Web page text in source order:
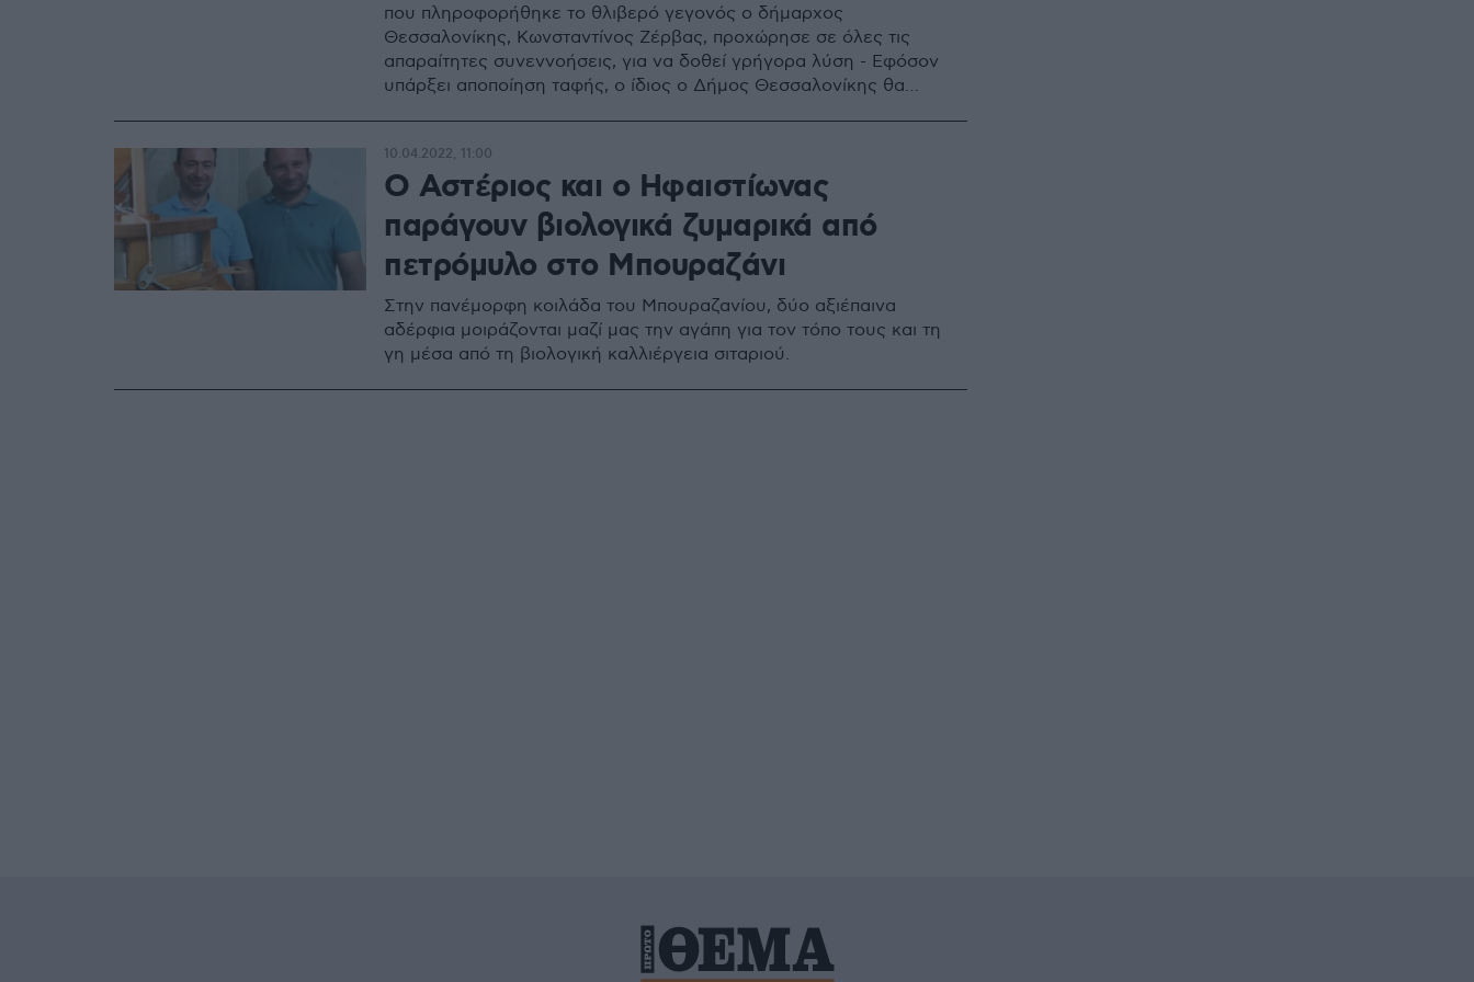
που πληροφορήθηκε το θλιβερό γεγονός ο δήμαρχος
Θεσσαλονίκης, Κωνσταντίνος Ζέρβας, προχώρησε σε όλες τις
απαραίτητες συνεννοήσεις, για να δοθεί γρήγορα λύση - Εφόσον
υπάρξει αποποίηση ταφής, ο ίδιος ο Δήμος Θεσσαλονίκης θα
Ο Αστέριος και ο Ηφαιστίωνας
παράγουν βιολογικά ζυμαρικά από
πετρόμυλο στο Μπουραζάνι
Στην πανέμορφη κοιλάδα του Μπουραζανίου, δύο αξιέπαινα
αδέρφια μοιράζονται μαζί μας την αγάπη για τον τόπο τους και τη
γη μέσα από τη βιολογική καλλιέργεια σιταριού.
10.04.2022, 11:00